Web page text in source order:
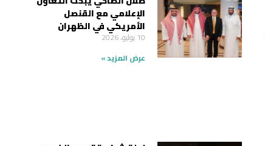
الإعلامي مع القنصل
الأمريكي في الظهران
10 يوليو، 2026
عرض المزيد »